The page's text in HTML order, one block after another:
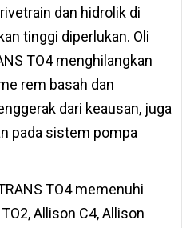
dan hidrolik di
tinggi diperlukan. Oli
TO4 menghilangkan
rem basah dan
dari keausan, juga
pada sistem pompa
TO4 memenuhi
Allison C4, Allison